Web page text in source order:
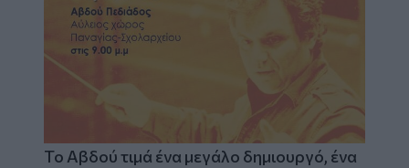
Το Αβδού τιμά ένα μεγάλο δημιουργό, ένα